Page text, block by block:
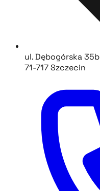
ul. Dębogórska 35b
71-717 Szczecin